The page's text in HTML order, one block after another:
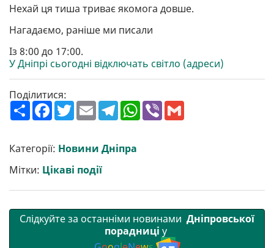
Нехай ця тиша триває якомога довше.
Нагадаємо, раніше ми писали
Із 8:00 до 17:00.
У Дніпрі сьогодні відключать світло (адреси)
Поділитися:
П
о
р
и
т
и
F
a
b
o
o
k
T
w
t
e
r
E
m
l
T
e
g
r
W
h
V
Категорії: Новини Дніпра
Мітки: Цікаві події
Слідкуйте за останніми новинами Дніпровської
порадниці у